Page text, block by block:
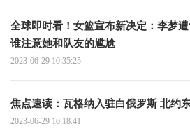
全球即时看！女篮宣布新决定：李梦遭
谁注意她和队友的尴尬
2023-06-29 10:35:25
焦点速读： 瓦格纳入驻白俄罗斯 北约
2023-06-29 10:18:41